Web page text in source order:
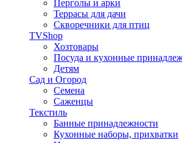
Перголы и арки
Террасы для дачи
Скворечники для птиц
TVShop
Хозтовары
Посуда и кухонные
Детям
Сад и Огород
Семена
Саженцы
Текстиль
Банные принадлежности
Кухонные наборы, прихватки